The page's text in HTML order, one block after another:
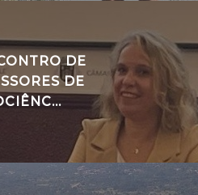
DE
DE